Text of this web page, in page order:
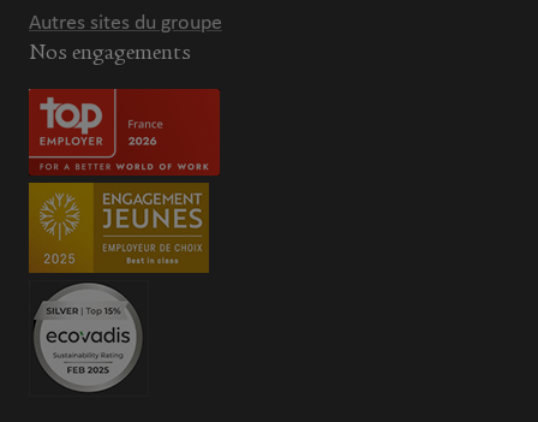
Autres sites du groupe
Nos engagements